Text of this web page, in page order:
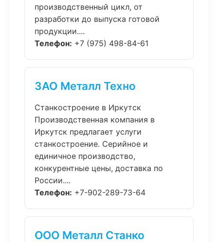
производственный цикл, от
разработки до выпуска готовой
продукции....
Телефон: +7 (975) 498-84-61
ЗАО Металл Техно
Станкостроение в Иркутск
Производственная компания в
Иркутск предлагает услуги
станкостроение. Серийное и
единичное производство,
конкурентные цены, доставка по
России....
Телефон: +7-902-289-73-64
ООО Металл Станко